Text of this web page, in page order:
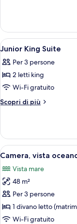
Bedrooms
Family
Two
Bedrooms
Apri
tutte
le
foto
per
Junior
10
Junior King Suite
Per 3 persone
2 letti king
Wi-Fi gratuito
Scopri di più
Altri
King
Suite
Apri
tutte
le
foto
per
Camera,
vista
10
Camera, vista
Vista mare
48 m²
Per 3 persone
1 divano letto
Wi-Fi gratuito